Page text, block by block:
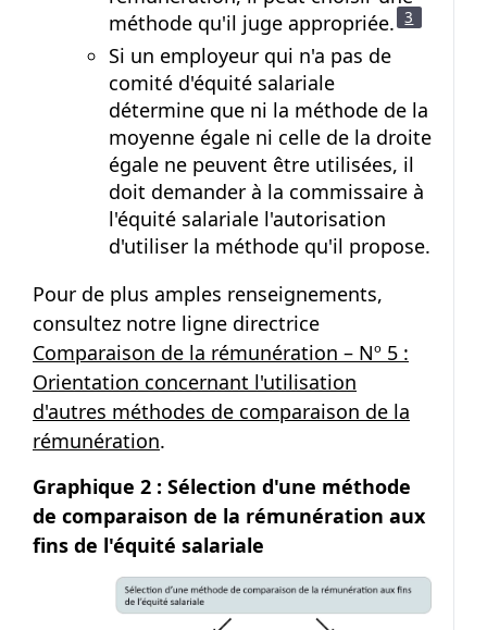
méthode qu'il juge appropriée. Note de
3
Si un employeur qui n'a pas de
comité d'équité salariale
détermine que ni la méthode de la
moyenne égale ni celle de la droite
égale ne peuvent être utilisées, il
doit demander à la commissaire à
l'équité salariale l'autorisation
d'utiliser la méthode qu'il propose.
Pour de plus amples renseignements,
consultez notre ligne directrice
Comparaison de la rémunération – Nº 5 :
Orientation concernant l'utilisation
d'autres méthodes de comparaison de la
rémunération.
Graphique 2 : Sélection d'une méthode
de comparaison de la rémunération aux
fins de l'équité salariale